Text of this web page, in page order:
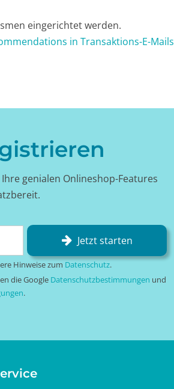
eingerichtet werden.
in Transaktions-E-Mails
genialen Onlineshop-Features
Jetzt starten
Hinweise zum Datenschutz.
die Google Datenschutzbestimmungen und
.